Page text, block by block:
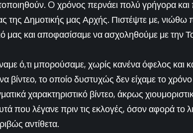
O χρόνος περνάει πολύ γρήγορα
της Δημοτικής μας Αρχής. Πιστέψτε με, νιώθω
μας και αποφασίσαμε να ασχοληθούμε με την
ό,τι μπορούσαμε, χωρίς κανένα όφελος και
βίντεο, το οποίο δυστυχώς δεν είχαμε το
χαρακτηριστικό βίντεο, άκρως
που λέγανε πριν τις εκλογές, όσον αφορά το
αντίθετα.